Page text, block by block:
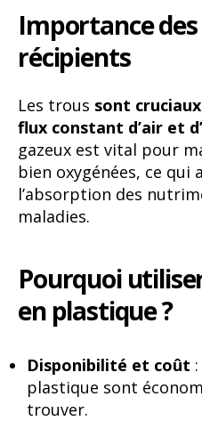
Importance
récipients
Les trous sont
flux constant d’air et
gazeux est vital pour
bien oxygénées, ce qui
l’absorption des
maladies.
Pourquoi
en plastique ?
Disponibilité et coût
plastique sont
trouver.